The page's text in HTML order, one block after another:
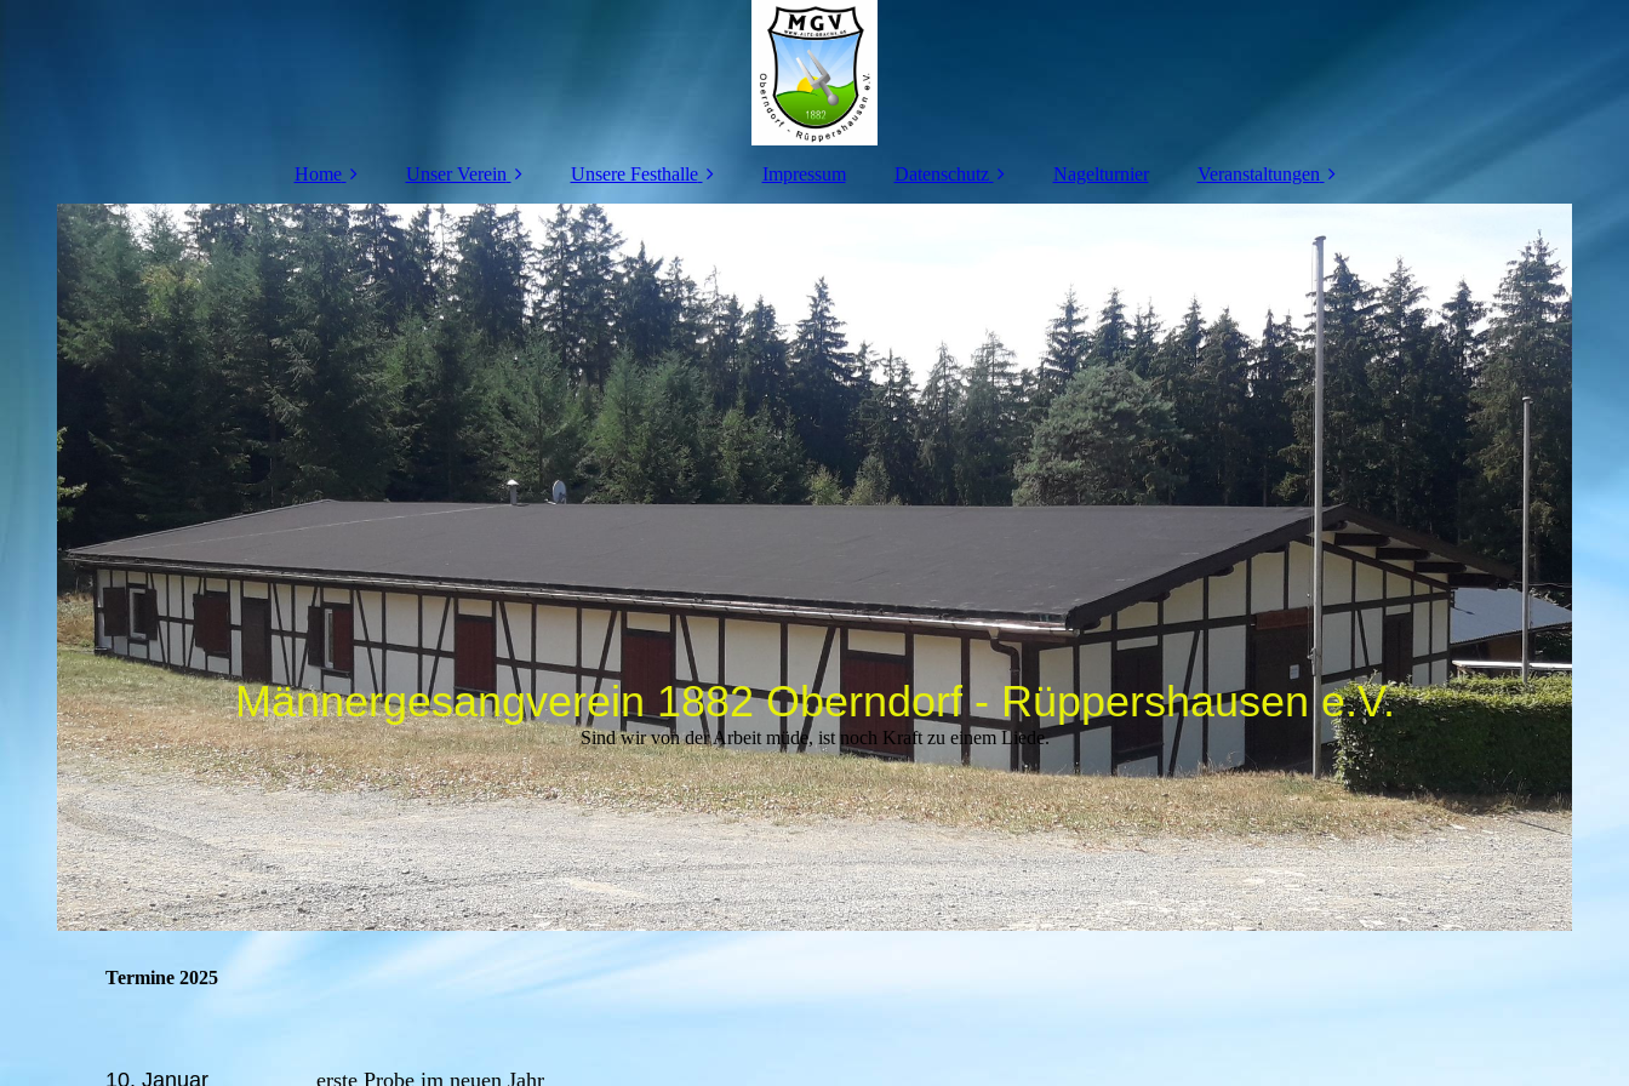
Home
Termine
Unser Verein
Der Vorstand
Chorleitung
Die Sänger
Unsere Festhalle
Benutzer- ordnung
Bestuhlungs- Plan
Impressum Datenschutz Nagelturnier Veranstaltungen
Freundschaftssingen
Männergesangverein 1882 Oberndorf - Rüppershausen e.V.
Sind wir von der Arbeit müde, ist noch Kraft zu einem Liede.
Termine 2025
10. Januar erste Probe im neuen Jahr